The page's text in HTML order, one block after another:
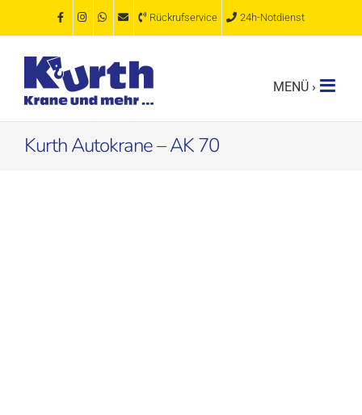
Rückrufservice 24h-Notdienst
Kurth Autokrane – AK 70